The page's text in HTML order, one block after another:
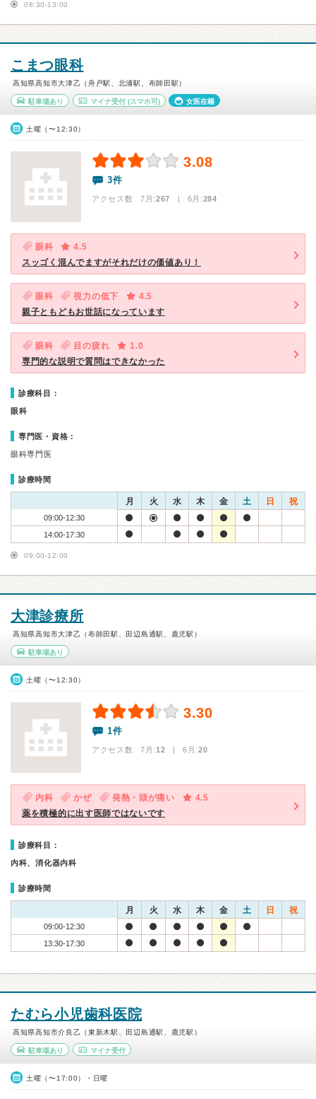
08:30-13:00
こまつ眼科
高知県高知市大津乙（舟戸駅、北浦駅、布師田駅）
駐車場あり マイナ受付(スマホ可) 女医在籍
土曜（〜12:30）
3.08
3件
アクセス数 7月:267 | 6月:284
眼科
4.5
スッゴく混んでますがそれだけの価値あり！
眼科 視力の低下
4.5
親子ともどもお世話になっています
眼科 目の疲れ
1.0
専門的な説明で質問はできなかった
診療科目：
眼科
専門医・資格：
眼科専門医
診療時間
月 火 水 木 金 土 日 祝
09:00-12:30
14:00-17:30
09:00-12:00
大津診療所
高知県高知市大津乙（布師田駅、田辺島通駅、鹿児駅）
駐車場あり
土曜（〜12:30）
3.30
1件
アクセス数 7月:12 | 6月:20
内科 かぜ 発熱・頭が痛い
4.5
薬を積極的に出す医師ではないです
診療科目：
内科、消化器内科
診療時間
月 火 水 木 金 土 日 祝
09:00-12:30
13:30-17:30
たむら小児歯科医院
高知県高知市介良乙（東新木駅、田辺島通駅、鹿児駅）
駐車場あり マイナ受付
土曜（〜17:00）・日曜